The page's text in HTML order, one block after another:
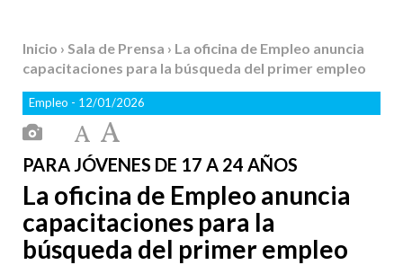
Inicio › Sala de Prensa › La oficina de Empleo anuncia
capacitaciones para la búsqueda del primer empleo
Empleo - 12/01/2026
PARA JÓVENES DE 17 A 24 AÑOS
La oficina de Empleo anuncia
capacitaciones para la
búsqueda del primer empleo